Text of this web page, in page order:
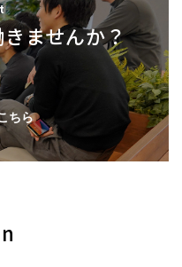
ませんか？
ちら